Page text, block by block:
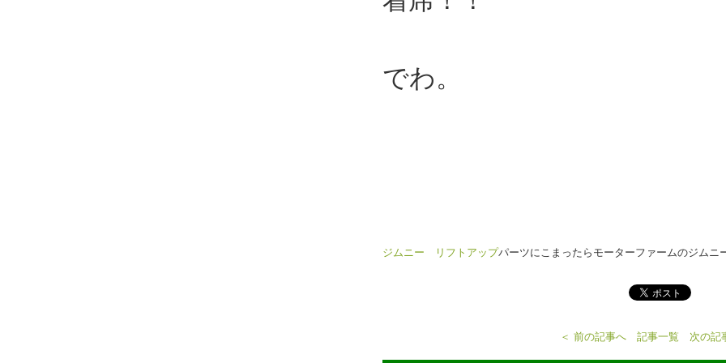
でわ。
ジムニー リフトアップパーツにこまったらモーターファームのジムニ
＜ 前の記事へ 記事一覧 次の記